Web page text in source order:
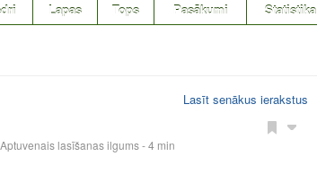
Lapas Tops Pasākumi Statistika
Lasīt senākus ierakstus
Aptuvenais lasīšanas ilgums - 4 min